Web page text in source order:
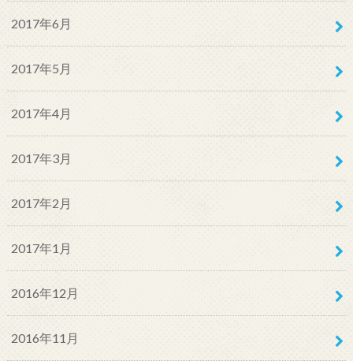
2017年6月
2017年5月
2017年4月
2017年3月
2017年2月
2017年1月
2016年12月
2016年11月